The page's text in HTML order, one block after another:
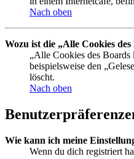
Nach oben
Wozu ist die „Alle Cookies
„Alle Cookies des
beispielsweise den
löscht.
Nach oben
Wie kann ich meine
Wenn du dich registriert